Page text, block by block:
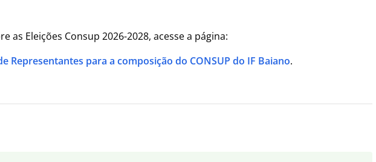
as Eleições Consup 2026-2028, acesse a página:
Representantes para a composição do CONSUP do IF Baiano.